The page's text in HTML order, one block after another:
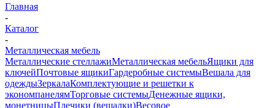
Главная
-
Каталог
-
Металлическая мебель
Металлические стеллажиМеталлическая мебельЯщики для
ключейПочтовые ящикиГардеробные системыВешала для
одеждыЗеркалаКомплектующие и решетки к
экономпанелямТорговые системыДенежные ящики,
монетницыПлечики (вешалки)Весовое